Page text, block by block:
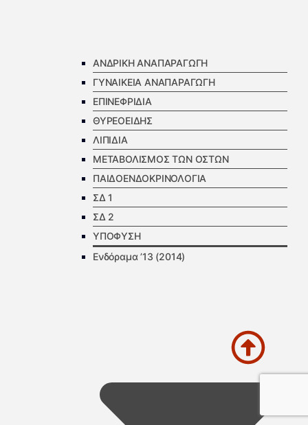
ΑΝΔΡΙΚΗ ΑΝΑΠΑΡΑΓΩΓΗ
ΓΥΝΑΙΚΕΙΑ ΑΝΑΠΑΡΑΓΩΓΗ
ΕΠΙΝΕΦΡΙΔΙΑ
ΘΥΡΕΟΕΙΔΗΣ
ΛΙΠΙΔΙΑ
ΜΕΤΑΒΟΛΙΣΜΟΣ ΤΩΝ ΟΣΤΩΝ
ΠΑΙΔΟΕΝΔΟΚΡΙΝΟΛΟΓΙΑ
ΣΔ 1
ΣΔ 2
ΥΠΟΦΥΣΗ
Ενδόραμα ’13 (2014)